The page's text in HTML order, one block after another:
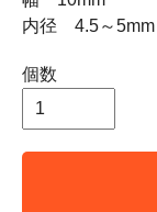
内径 4.5～5mm
個数